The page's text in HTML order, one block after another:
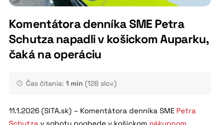
Komentátora denníka SME Petra
Schutza napadli v košickom Auparku,
čaká na operáciu
Čas čítania: 1 min (128 slov)
11.1.2026 (SITA.sk) – Komentátora denníka SME Petra